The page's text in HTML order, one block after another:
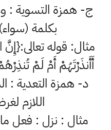
‌ج- همزة التسوية :
بكلمة
مثال: قوله
أَأَنذَرْتَهُمْ أَمْ لَمْ تُنذِرْهُمْ لاَ
‌د- همزة التعدية :
اللازم
مثال : نزل : فعل